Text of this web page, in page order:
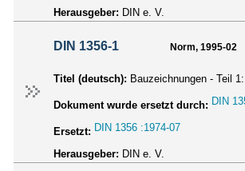
Herausgeber: DIN e. V.
DIN 1356-1 Norm, 1995-02
Titel (deutsch): Bauzeichnungen - Teil
Dokument wurde ersetzt durch: DIN
Ersetzt: DIN 1356 :1974-07
Herausgeber: DIN e. V.